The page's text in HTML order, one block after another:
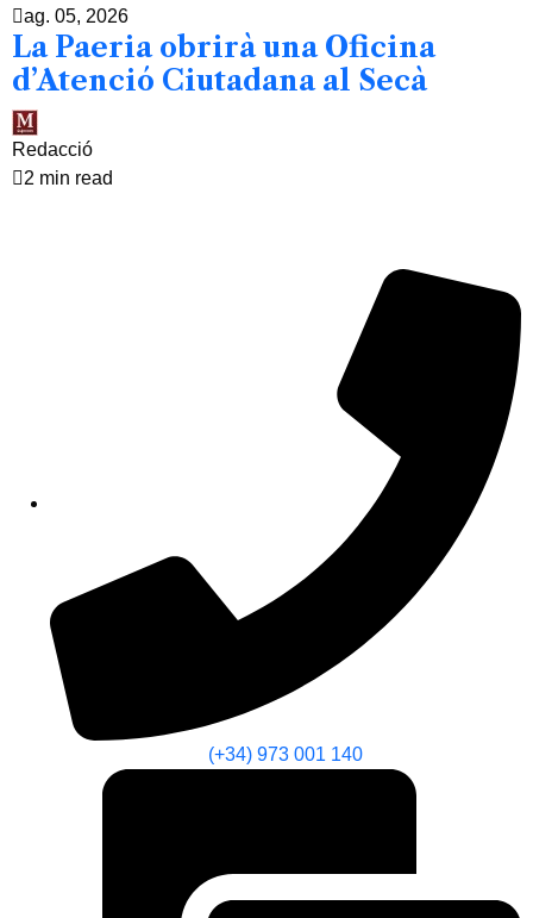
ag. 05, 2026
La Paeria obrirà una Oficina
d’Atenció Ciutadana al Secà
Redacció
2 min read
(+34) 973 001 140